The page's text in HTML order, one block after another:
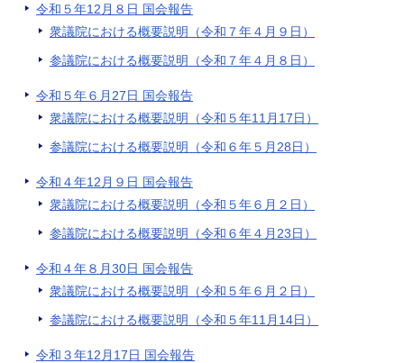
令和５年12月８日 国会報告
衆議院における概要説明（令和７年４月９日）
参議院における概要説明（令和７年４月８日）
令和５年６月27日 国会報告
衆議院における概要説明（令和５年11月17日）
参議院における概要説明（令和６年５月28日）
令和４年12月９日 国会報告
衆議院における概要説明（令和５年６月２日）
参議院における概要説明（令和６年４月23日）
令和４年８月30日 国会報告
衆議院における概要説明（令和５年６月２日）
参議院における概要説明（令和５年11月14日）
令和３年12月17日 国会報告